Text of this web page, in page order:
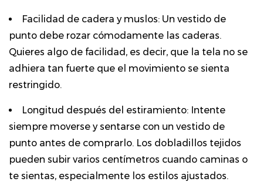
Facilidad de cadera y muslos: Un vestido de
punto debe rozar cómodamente las caderas.
Quieres algo de facilidad, es decir, que la tela no se
adhiera tan fuerte que el movimiento se sienta
restringido.
Longitud después del estiramiento: Intente
siempre moverse y sentarse con un vestido de
punto antes de comprarlo. Los dobladillos tejidos
pueden subir varios centímetros cuando caminas o
te sientas, especialmente los estilos ajustados.